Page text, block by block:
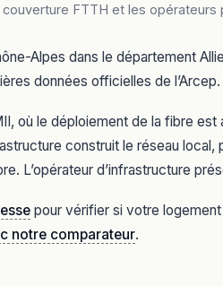
FTTH et les opérateurs
Alpes dans le département
données officielles de l’Arcep.
où le déploiement de la fibre
construit le réseau
L’opérateur d’infrastructure
pour vérifier si votre
notre comparateur.